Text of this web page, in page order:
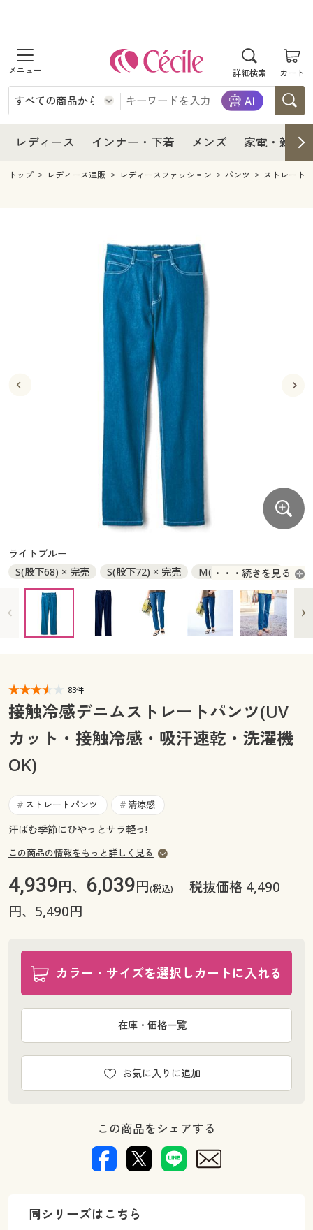
詳細検索 カート
商品を探す
レディース
レディースファッション
インナー・下着
インナー・下着通販すべて
ジュニア・ティーンズ下着
メンズ
メンズファッション
キッチン・雑貨・日用品
寝具・インテリア・家具
寝具・インテリア・家具通販すべて
カーテン・ラグ・ファブリック
美容・健康通販すべて
ジュニア・ティーンズ下着
大きいサイズ レディース服
大きいサイズ レディース下着
大きいサイズ メンズ
大きいサイズ 事務・制服
商品カテゴリ一覧
カタログ・チラシからのご注文
デジタルカタログ
カタログ無料プレゼント
マイページ
閲覧履歴
お気に入り
サポート
よくある質問とお問い合わせ
レディース インナー・下着 メンズ 家電・雑貨
レディース
レディース通販すべて
レディースファッション
インナー・下着
インナー・下着通販すべて
ジュニア・ティーンズ下着
メンズ
キッチン・雑貨・日用品
寝具・インテリア・家具通販すべて
カーテン・ラグ・ファブリック
美容・健康通販すべて
美容・健康・サプリメント
制服・スクールすべて
大きいサイズ通販すべて
大きいサイズ レディース下着
大きいサイズ メンズ
大きいサイズ 事務・制服
シークレットセール
商品カテゴリ一覧
カタログ・チラシからのご注文
カタログ無料プレゼント
会員メニュー
閲覧履歴
お気に入り
サポート
ご利用ガイド
よくある質問とお問い合わせ
トップ レディース通販 レディースファッション パンツ ストレート
ライトブルー
S(股下68) × 完売
S(股下72) × 完売
M(股下68) × 完売
M(股下72) × 完売
L(股下68) ◎ 在庫あり
L(股下72) ◎ 在庫あり
LL(股下68) ◎ 在庫あり
LL(股下72) ◎ 在庫あり
3L(股下68) ◎ 在庫あり
続きを見る
83件
接触冷感デニムストレートパンツ(UV
カット・接触冷感・吸汗速乾・洗濯機
OK)
# ストレートパンツ # 清涼感
汗ばむ季節にひやっとサラ軽っ!
この商品の情報をもっと詳しく見る
4,939円、 6,039円(税込)
税抜価格 4,490
円、5,490円
カラー・サイズを選択しカートに入れる
お気に入りに追加
在庫・価格一覧
この商品をシェアする
同シリーズはこちら